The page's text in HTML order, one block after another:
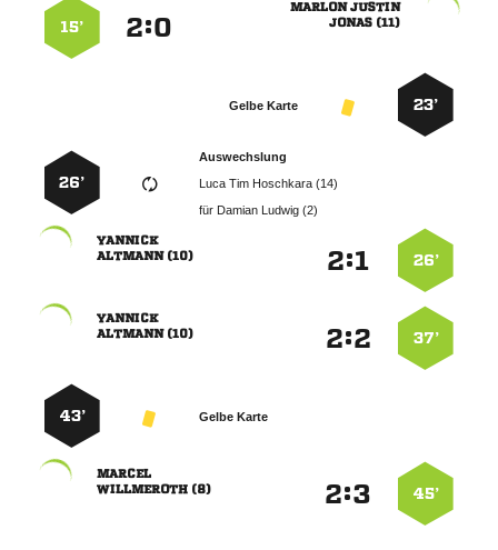
 
 
:
15’
23’
Gelbe Karte
Auswechslung
   
für   
26’
26’
:

 
37’
:

 
Gelbe Karte
43’
45’
:

 